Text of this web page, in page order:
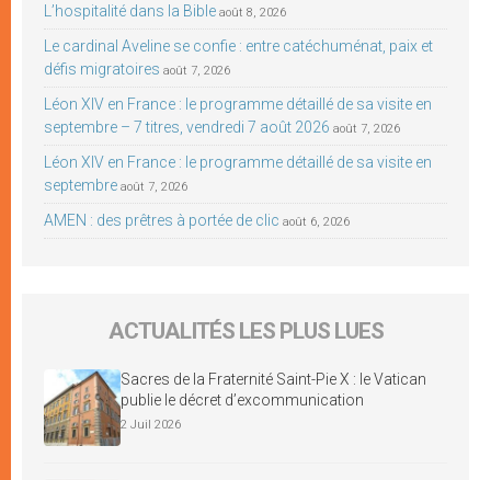
L’hospitalité dans la Bible août 8, 2026
Le cardinal Aveline se confie : entre catéchuménat, paix et
défis migratoires août 7, 2026
Léon XIV en France : le programme détaillé de sa visite en
septembre – 7 titres, vendredi 7 août 2026 août 7, 2026
Léon XIV en France : le programme détaillé de sa visite en
septembre août 7, 2026
AMEN : des prêtres à portée de clic août 6, 2026
ACTUALITÉS LES PLUS LUES
Sacres de la Fraternité Saint-Pie X : le Vatican
publie le décret d’excommunication
2 Juil 2026